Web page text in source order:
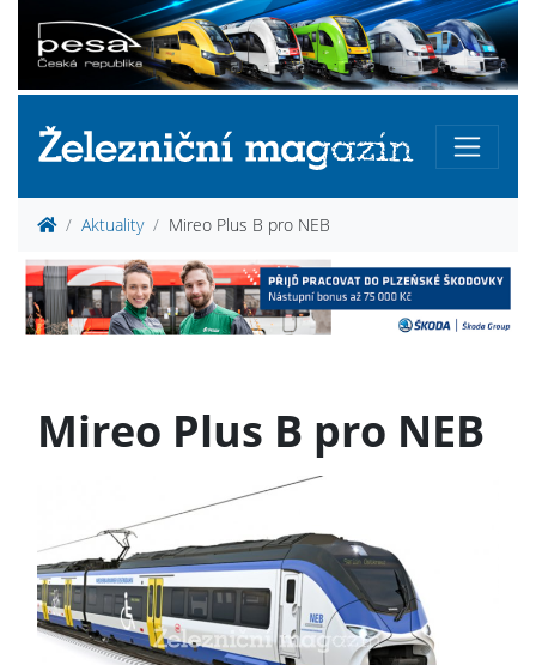
Aktuality Mireo Plus B pro NEB
Mireo Plus B pro NEB